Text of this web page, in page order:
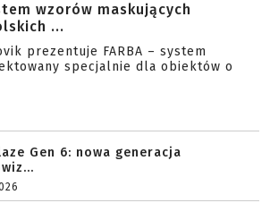
wzorów maskujących
...
prezentuje FARBA – system
specjalnie dla obiektów o
Gen 6: nowa generacja